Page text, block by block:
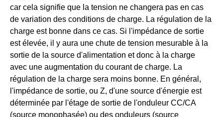
car cela signifie que la tension ne changera pas en cas
de variation des conditions de charge. La régulation de la
charge est bonne dans ce cas. Si l'impédance de sortie
est élevée, il y aura une chute de tension mesurable à la
sortie de la source d'alimentation et donc à la charge
avec une augmentation du courant de charge. La
régulation de la charge sera moins bonne. En général,
l'impédance de sortie, ou Z, d'une source d'énergie est
déterminée par l'étage de sortie de l'onduleur CC/CA
(source monophasée) ou des onduleurs (source